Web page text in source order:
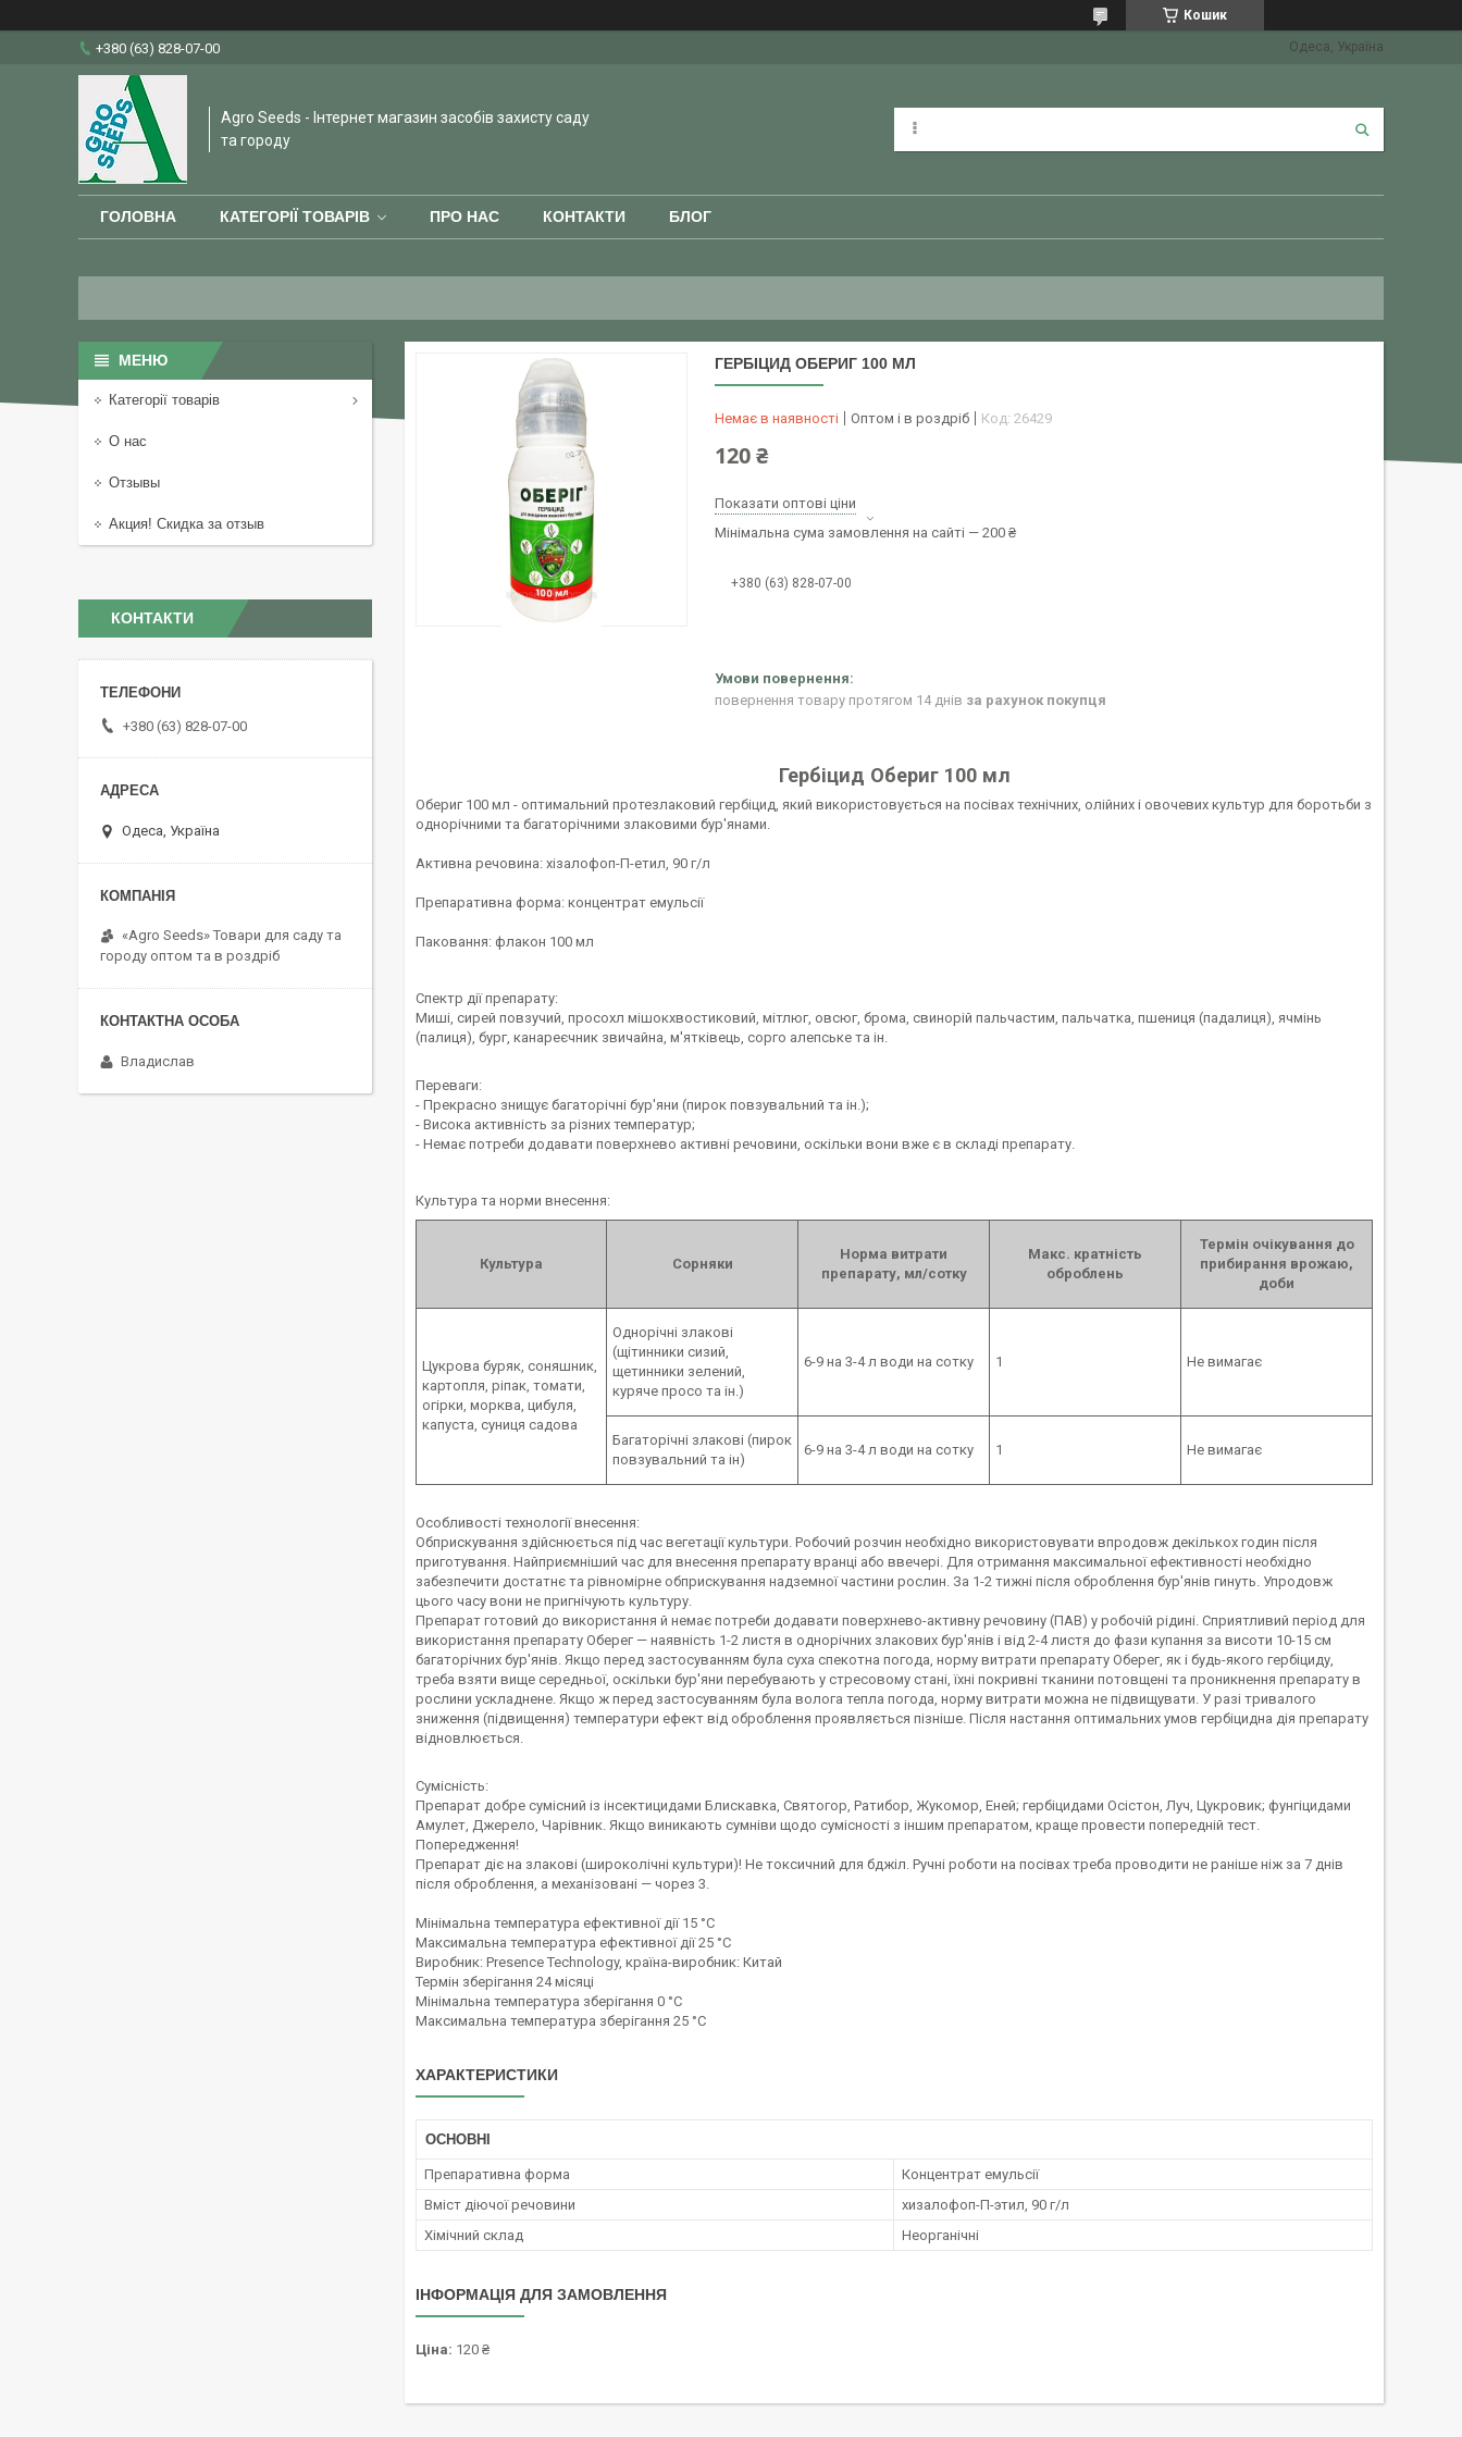
Кошик
+380 (63) 828-07-00 Одеса, Україна
Agro Seeds - Інтернет магазин засобів захисту саду
та городу
ГОЛОВНА КАТЕГОРІЇ ТОВАРІВ ПРО НАС КОНТАКТИ БЛОГ
ГЕРБІЦИД ОБЕРИГ 100 МЛ
Немає в наявності Оптом і в роздріб Код: 26429
120 ₴
Показати оптові ціни
Мінімальна сума замовлення на сайті — 200 ₴
+380 (63) 828-07-00
повернення товару протягом 14 днів за рахунок покупця
Гербіцид Обериг 100 мл
Обериг 100 мл - оптимальний протезлаковий гербіцид, який використовується на посівах технічних, олійних і овочевих культур для боротьби з
однорічними та багаторічними злаковими бур'янами.
Активна речовина: хізалофоп-П-етил, 90 г/л
Препаративна форма: концентрат емульсії
Паковання: флакон 100 мл
Спектр дії препарату:
Миші, сирей повзучий, просохл мішокхвостиковий, мітлюг, овсюг, брома, свинорій пальчастим, пальчатка, пшениця (падалиця), ячмінь
(палиця), бург, канареєчник звичайна, м'ятківець, сорго алепське та ін.
Переваги:
- Прекрасно знищує багаторічні бур'яни (пирок повзувальний та ін.);
- Висока активність за різних температур;
- Немає потреби додавати поверхнево активні речовини, оскільки вони вже є в складі препарату.
Культура та норми внесення:
Культура Сорняки
Норма витрати
препарату, мл/сотку
Макс. кратність
оброблень
Термін очікування до
прибирання врожаю,
доби
Цукрова буряк, соняшник,
картопля, ріпак, томати,
огірки, морква, цибуля,
капуста, суниця садова
Однорічні злакові
(щітинники сизий,
щетинники зелений,
куряче просо та ін.)
6-9 на 3-4 л води на сотку 1 Не вимагає
Багаторічні злакові (пирок
повзувальний та ін)
6-9 на 3-4 л води на сотку 1 Не вимагає
Особливості технології внесення:
Обприскування здійснюється під час вегетації культури. Робочий розчин необхідно використовувати впродовж декількох годин після
приготування. Найприємніший час для внесення препарату вранці або ввечері. Для отримання максимальної ефективності необхідно
забезпечити достатнє та рівномірне обприскування надземної частини рослин. За 1-2 тижні після оброблення бур'янів гинуть. Упродовж
цього часу вони не пригнічують культуру.
Препарат готовий до використання й немає потреби додавати поверхнево-активну речовину (ПАВ) у робочій рідині. Сприятливий період для
використання препарату Оберег — наявність 1-2 листя в однорічних злакових бур'янів і від 2-4 листя до фази купання за висоти 10-15 см
багаторічних бур'янів. Якщо перед застосуванням була суха спекотна погода, норму витрати препарату Оберег, як і будь-якого гербіциду,
треба взяти вище середньої, оскільки бур'яни перебувають у стресовому стані, їхні покривні тканини потовщені та проникнення препарату в
рослини ускладнене. Якщо ж перед застосуванням була волога тепла погода, норму витрати можна не підвищувати. У разі тривалого
зниження (підвищення) температури ефект від оброблення проявляється пізніше. Після настання оптимальних умов гербіцидна дія препарату
відновлюється.
Сумісність:
Препарат добре сумісний із інсектицидами Блискавка, Святогор, Ратибор, Жукомор, Еней; гербіцидами Осістон, Луч, Цукровик; фунгіцидами
Амулет, Джерело, Чарівник. Якщо виникають сумніви щодо сумісності з іншим препаратом, краще провести попередній тест.
Попередження!
Препарат діє на злакові (широколічні культури)! Не токсичний для бджіл. Ручні роботи на посівах треба проводити не раніше ніж за 7 днів
після оброблення, а механізовані — чорез 3.
Мінімальна температура ефективної дії 15 °С
Максимальна температура ефективної дії 25 °С
Виробник: Presence Technology, країна-виробник: Китай
Термін зберігання 24 місяці
Мінімальна температура зберігання 0 °С
Максимальна температура зберігання 25 °C
ХАРАКТЕРИСТИКИ
ОСНОВНІ
Препаративна форма
Концентрат емульсії
Вміст діючої речовини
хизалофоп-П-этил, 90 г/л
Хімічний склад
Неорганічні
ІНФОРМАЦІЯ ДЛЯ ЗАМОВЛЕННЯ
Ціна: 120 ₴
Категорії товарів
О нас
Отзывы
Акция! Скидка за отзыв
КОНТАКТИ
+380 (63) 828-07-00
Одеса, Україна
«Agro Seeds» Товари для саду та
городу оптом та в роздріб
Владислав